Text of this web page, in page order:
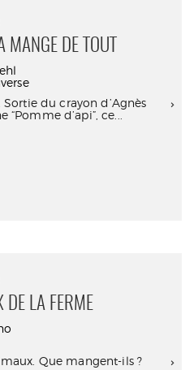
DE TOUT
du crayon d’Agnès
d’api”, ce...
DE LA FERME
Que mangent-ils ?